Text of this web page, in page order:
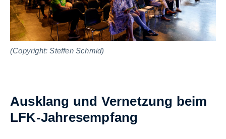
(Copyright: Steffen Schmid)
Ausklang und Vernetzung beim
LFK-Jahresempfang